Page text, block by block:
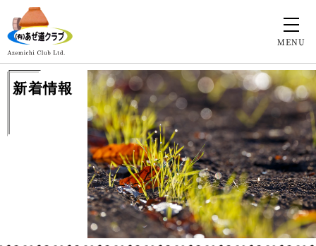
MENU
新着情報